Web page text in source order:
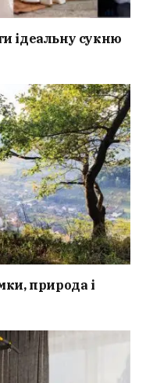
ідеальну сукню
природа і